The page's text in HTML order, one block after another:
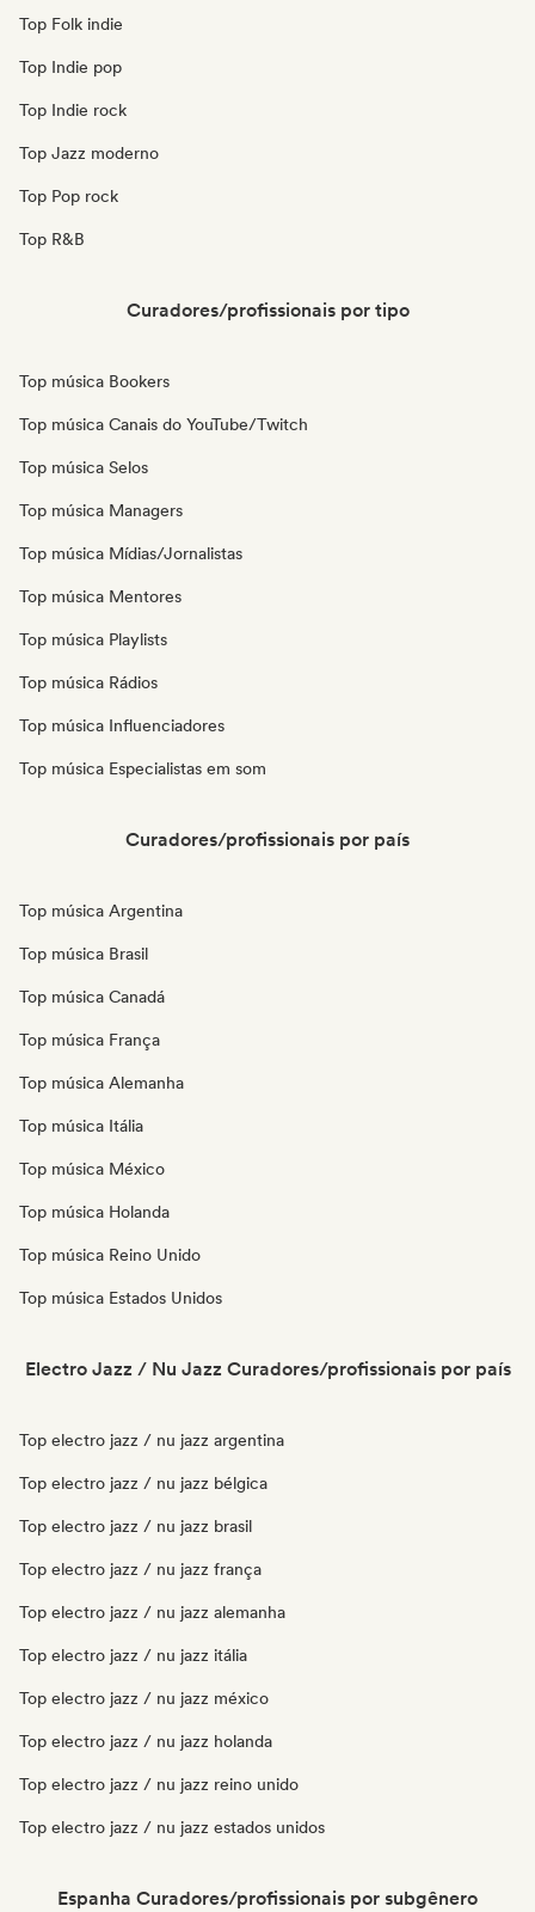
Top Folk indie
Top Indie pop
Top Indie rock
Top Jazz moderno
Top Pop rock
Top R&B
Curadores/profissionais por tipo
Top música Bookers
Top música Canais do YouTube/Twitch
Top música Selos
Top música Managers
Top música Mídias/Jornalistas
Top música Mentores
Top música Playlists
Top música Rádios
Top música Influenciadores
Top música Especialistas em som
Curadores/profissionais por país
Top música Argentina
Top música Brasil
Top música Canadá
Top música França
Top música Alemanha
Top música Itália
Top música México
Top música Holanda
Top música Reino Unido
Top música Estados Unidos
Electro Jazz / Nu Jazz Curadores/profissionais por país
Top electro jazz / nu jazz argentina
Top electro jazz / nu jazz bélgica
Top electro jazz / nu jazz brasil
Top electro jazz / nu jazz frança
Top electro jazz / nu jazz alemanha
Top electro jazz / nu jazz itália
Top electro jazz / nu jazz méxico
Top electro jazz / nu jazz holanda
Top electro jazz / nu jazz reino unido
Top electro jazz / nu jazz estados unidos
Espanha Curadores/profissionais por subgênero